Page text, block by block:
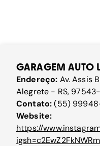
GARAGEM AUTO
Endereço: Av. Assis
Alegrete - RS,
Contato:(55)
Website:
https://